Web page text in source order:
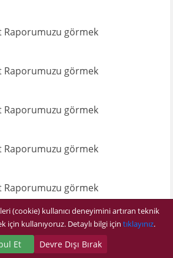
Raporumuzu görmek
Raporumuzu görmek
Raporumuzu görmek
Raporumuzu görmek
Raporumuzu görmek
Raporumuzu görmek
(cookie) kullanıcı deneyimini artıran teknik
için kullanıyoruz. Detaylı bilgi için tıklayınız.
Et Devre Dışı Bırak